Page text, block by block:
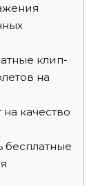
клип-
на
качество
бесплатные